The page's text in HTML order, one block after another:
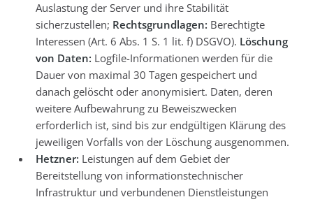
Auslastung der Server und ihre Stabilität
sicherzustellen; Rechtsgrundlagen: Berechtigte
Interessen (Art. 6 Abs. 1 S. 1 lit. f) DSGVO). Löschung
von Daten: Logfile-Informationen werden für die
Dauer von maximal 30 Tagen gespeichert und
danach gelöscht oder anonymisiert. Daten, deren
weitere Aufbewahrung zu Beweiszwecken
erforderlich ist, sind bis zur endgültigen Klärung des
jeweiligen Vorfalls von der Löschung ausgenommen.
Hetzner: Leistungen auf dem Gebiet der
Bereitstellung von informationstechnischer
Infrastruktur und verbundenen Dienstleistungen